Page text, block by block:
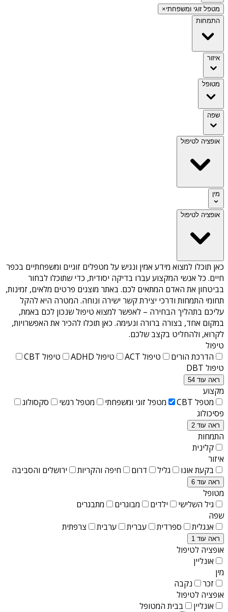
מטפל זוגי ומשפחתי×
התמחות
איזור
מטופל
שפה
אופציה לטיפול
מין
אופציה לטיפול
כאן תוכלו למצוא מידע אמין ונגיש על מטפלים זוגיים ומשפחתיים בכפר
חיים. כל אנשי המקצוע עברו בדיקה יסודית, כדי שתוכלו לבחור
בביטחון את האדם המתאים לכם. באתר מוצגים פרטים מלאים, זמינות,
תחומי התמחות ודרכי יצירת קשר ישירה ונוחה. המטרה היא להקל
עליכם בתהליך הבחירה – לאפשר למצוא טיפול שנכון לכם באמת,
במקום אחד, בצורה ברורה ונעימה. כאן תוכלו להכיר את האפשרויות,
לקרוא, ולהחליט בקצב שלכם.
טיפול
הדרכת הורים
טיפול ACT טיפול ADHD
טיפול CBT
טיפול DBT
ראה עוד 54
מקצוע
מטפל CBT
מטפל זוגי ומשפחתי מטפל רגשי
סקסולוג
פסיכולוג
ראה עוד 2
התמחות
קלינית
איזור
בקעת אונו
גליל דרום חיפה והקריות ירושלים והסביבה
ראה עוד 6
מטופל
גיל השלישי
ילדים מבוגרים
מתבגרים
שפה
אנגלית
ספרדית עברית ערבית צרפתית
ראה עוד 1
אופציה לטיפול
אונליין
מין
זכר
נקבה
אופציה לטיפול
אונליין
בבית המטופל